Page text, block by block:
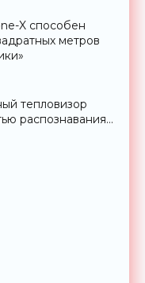
X способен
метров
тепловизор
распознавания